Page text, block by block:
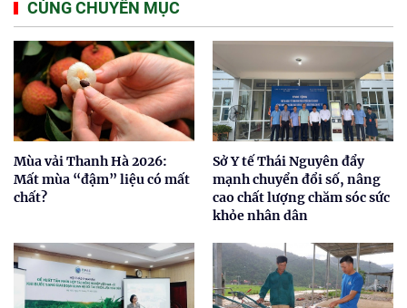
CÙNG CHUYÊN MỤC
Mùa vải Thanh Hà 2026:
Mất mùa “đậm” liệu có mất
chất?
Sở Y tế Thái Nguyên đẩy
mạnh chuyển đổi số, nâng
cao chất lượng chăm sóc sức
khỏe nhân dân